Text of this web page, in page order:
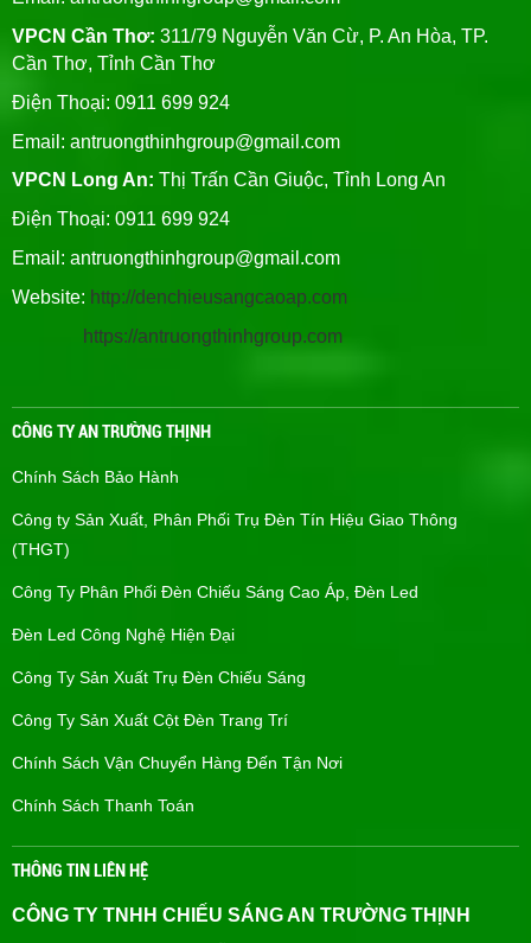
VPCN Cần Thơ: 311/79 Nguyễn Văn Cừ, P. An Hòa, TP.
Cần Thơ, Tỉnh Cần Thơ
Điện Thoại: 0911 699 924
Email: antruongthinhgroup@gmail.com
VPCN Long An: Thị Trấn Cần Giuộc, Tỉnh Long An
Điện Thoại: 0911 699 924
Email: antruongthinhgroup@gmail.com
Website: http://denchieusangcaoap.com
https://antruongthinhgroup.com
CÔNG TY AN TRƯỜNG THỊNH
Chính Sách Bảo Hành
Công ty Sản Xuất, Phân Phối Trụ Đèn Tín Hiệu Giao Thông
(THGT)
Công Ty Phân Phối Đèn Chiếu Sáng Cao Áp, Đèn Led
Đèn Led Công Nghệ Hiện Đại
Công Ty Sản Xuất Trụ Đèn Chiếu Sáng
Công Ty Sản Xuất Cột Đèn Trang Trí
Chính Sách Vận Chuyển Hàng Đến Tận Nơi
Chính Sách Thanh Toán
THÔNG TIN LIÊN HỆ
CÔNG TY TNHH CHIẾU SÁNG AN TRƯỜNG THỊNH